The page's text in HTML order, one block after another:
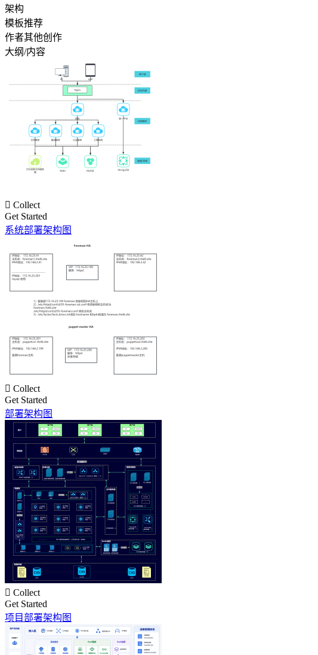
架构
模板推荐
作者其他创作
大纲/内容
 Collect
Get Started
系统部署架构图
 Collect
Get Started
部署架构图
 Collect
Get Started
项目部署架构图